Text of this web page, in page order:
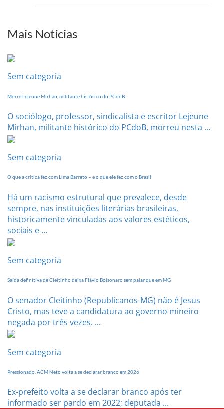
PI
Mais Notícias
Sem categoria
Morre Lejeune Mirhan, militante histórico do PCdoB
O sociólogo, professor, sindicalista e escritor Lejeune
Mirhan, militante histórico do PCdoB, morreu nesta ...
Sem categoria
O que a crítica fez com Lima Barreto – e o que ele fez com o Brasil
Há um racismo estrutural que prevalece, desde
sempre, nas instituições literárias brasileiras,
historicamente vinculadas aos valores estéticos,
sociais e ...
Sem categoria
Saída definitiva de Cleitinho deixa Flávio Bolsonaro sem palanque em MG
O senador Cleitinho (Republicanos-MG) não é Jesus
Cristo, mas teve a candidatura ao governo mineiro
negada por três vezes. ...
Sem categoria
Pressionado, ACM Neto volta a se declarar branco em 2026
Ex-prefeito volta a se declarar branco após ter
informado ser pardo em 2022; deputada ...